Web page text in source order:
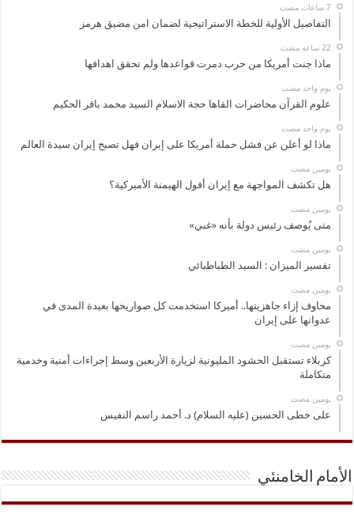
التفاصيل الأولية للخطة الاستراتيجية لضمان امن مضيق هرمز
ماذا جنت أمريكا من حرب دمرت قواعدها ولم تحقق اهدافها
‏يوم واحد مضت
علوم القرآن محاضرات القاها حجة الاسلام السيد محمد باقر الحكيم
‏يوم واحد مضت
ماذا لو أعلن عن فشل حملة أمريكا على إيران فهل تصبح إيران سيدة العالم
‏يومين مضت
هل تكشف المواجهة مع إيران أفول الهيمنة الأميركية؟
‏يومين مضت
متى يُوصف رئيس دولة بأنه «غبي»
‏يومين مضت
تفسير الميزان : السيد الطباطبائي
‏يومين مضت
مخاوف إزاء جاهزيتها.. أميركا استخدمت كل صواريخها بعيدة المدى في
عدوانها على إيران
‏يومين مضت
كربلاء تستقبل الحشود المليونية لزيارة الأربعين وسط إجراءات أمنية وخدمية
متكاملة
‏يومين مضت
على خطى الحسين (عليه السلام) د. أحمد راسم النفيس
الأمام الخامنئي